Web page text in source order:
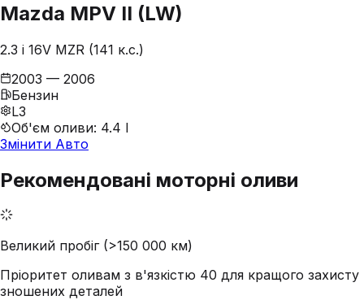
Mazda MPV II (LW)
2.3 i 16V MZR (141 к.с.)
2003 — 2006
Бензин
L3
Об'єм оливи: 4.4 l
Змінити Авто
Рекомендовані моторні оливи
Великий пробіг (>150 000 км)
Пріоритет оливам з в'язкістю 40 для кращого захисту
зношених деталей